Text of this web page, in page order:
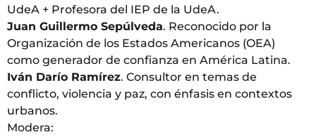
UdeA + Profesora del IEP de la UdeA.
Juan Guillermo Sepúlveda. Reconocido por la
Organización de los Estados Americanos (OEA)
como generador de confianza en América Latina.
Iván Darío Ramírez. Consultor en temas de
conflicto, violencia y paz, con énfasis en contextos
urbanos.
Modera: